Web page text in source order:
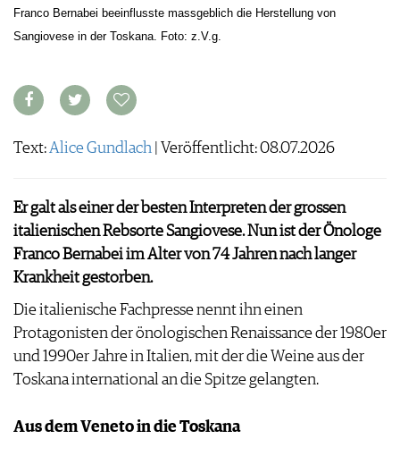
VORTEILSWELT
ARCHIV
AWARDS
GEWINNSPIELE
ABO
WEINSUCHE
NEWSLETTER
WINE TRADE CLUB
REDAKTION
JOBS
WERBUNG
PRESSE
AGB & DATENSCHUTZ
Franco Bernabei beeinflusste massgeblich die Herstellung von
Sangiovese in der Toskana. Foto: z.V.g.
Text: Alice Gundlach | Veröffentlicht: 08.07.2026
Er galt als einer der besten Interpreten der grossen
italienischen Rebsorte Sangiovese. Nun ist der Önologe
Franco Bernabei im Alter von 74 Jahren nach langer
Krankheit gestorben.
Die italienische Fachpresse nennt ihn einen
Protagonisten der önologischen Renaissance der 1980er
und 1990er Jahre in Italien, mit der die Weine aus der
Toskana international an die Spitze gelangten.
Aus dem Veneto in die Toskana